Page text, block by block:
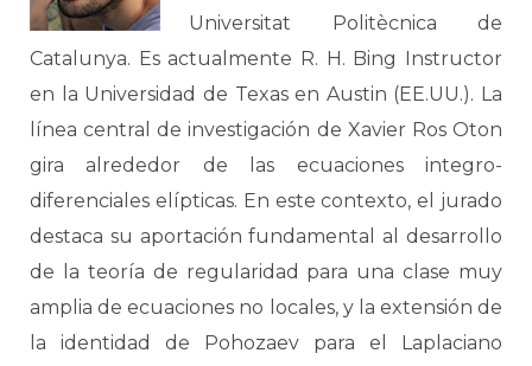
Universitat Politècnica de
Catalunya. Es actualmente R. H. Bing Instructor
en la Universidad de Texas en Austin (EE.UU.). La
línea central de investigación de Xavier Ros Oton
gira alrededor de las ecuaciones integro-
diferenciales elípticas. En este contexto, el jurado
destaca su aportación fundamental al desarrollo
de la teoría de regularidad para una clase muy
amplia de ecuaciones no locales, y la extensión de
la identidad de Pohozaev para el Laplaciano